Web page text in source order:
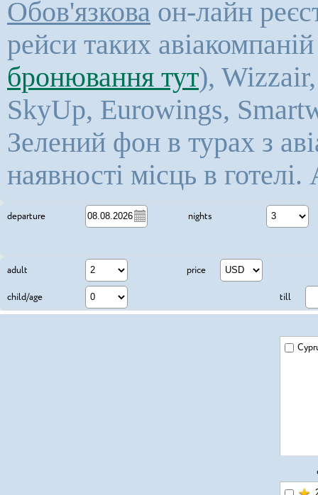
Обов'язкова он-лайн
рейси таких
бронювання тут),
SkyUp, Eurowings,
Зелений фон в турах з
наявності місць в готелі.
departure nights 3
adult price
child/age till